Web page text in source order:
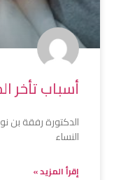
أسباب تأخر
الدكتورة رفقة بن
النساء
إقرأ المزيد »